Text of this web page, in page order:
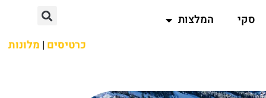
סקי
המלצות
כרטיסים | מלונות